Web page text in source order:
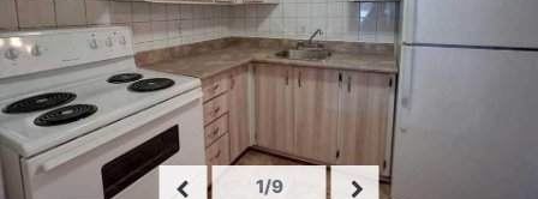
1/9